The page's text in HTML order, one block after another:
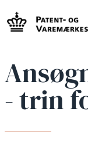
- trin